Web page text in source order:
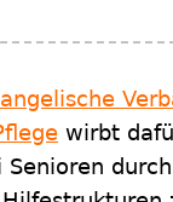
wirbt
Senioren